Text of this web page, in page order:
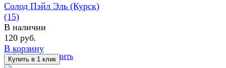
избранное сравнить
Солод Пэйл Эль (Курск)
(15)
В наличии
120 руб.
В корзину